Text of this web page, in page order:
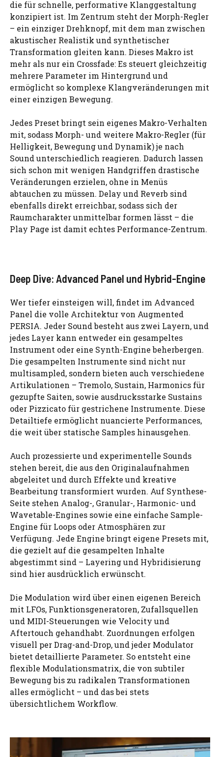
die für schnelle, performative Klanggestaltung
konzipiert ist. Im Zentrum steht der Morph-Regler
– ein einziger Drehknopf, mit dem man zwischen
akustischer Realistik und synthetischer
Transformation gleiten kann. Dieses Makro ist
mehr als nur ein Crossfade: Es steuert gleichzeitig
mehrere Parameter im Hintergrund und
ermöglicht so komplexe Klangveränderungen mit
einer einzigen Bewegung.
Jedes Preset bringt sein eigenes Makro-Verhalten
mit, sodass Morph- und weitere Makro-Regler (für
Helligkeit, Bewegung und Dynamik) je nach
Sound unterschiedlich reagieren. Dadurch lassen
sich schon mit wenigen Handgriffen drastische
Veränderungen erzielen, ohne in Menüs
abtauchen zu müssen. Delay und Reverb sind
ebenfalls direkt erreichbar, sodass sich der
Raumcharakter unmittelbar formen lässt – die
Play Page ist damit echtes Performance-Zentrum.
Deep Dive: Advanced Panel und Hybrid-Engine
Wer tiefer einsteigen will, findet im Advanced
Panel die volle Architektur von Augmented
PERSIA. Jeder Sound besteht aus zwei Layern, und
jedes Layer kann entweder ein gesampeltes
Instrument oder eine Synth-Engine beherbergen.
Die gesampelten Instrumente sind nicht nur
multisampled, sondern bieten auch verschiedene
Artikulationen – Tremolo, Sustain, Harmonics für
gezupfte Saiten, sowie ausdrucksstarke Sustains
oder Pizzicato für gestrichene Instrumente. Diese
Detailtiefe ermöglicht nuancierte Performances,
die weit über statische Samples hinausgehen.
Auch prozessierte und experimentelle Sounds
stehen bereit, die aus den Originalaufnahmen
abgeleitet und durch Effekte und kreative
Bearbeitung transformiert wurden. Auf Synthese-
Seite stehen Analog-, Granular-, Harmonic- und
Wavetable-Engines sowie eine einfache Sample-
Engine für Loops oder Atmosphären zur
Verfügung. Jede Engine bringt eigene Presets mit,
die gezielt auf die gesampelten Inhalte
abgestimmt sind – Layering und Hybridisierung
sind hier ausdrücklich erwünscht.
Die Modulation wird über einen eigenen Bereich
mit LFOs, Funktionsgeneratoren, Zufallsquellen
und MIDI-Steuerungen wie Velocity und
Aftertouch gehandhabt. Zuordnungen erfolgen
visuell per Drag-and-Drop, und jeder Modulator
bietet detaillierte Parameter. So entsteht eine
flexible Modulationsmatrix, die von subtiler
Bewegung bis zu radikalen Transformationen
alles ermöglicht – und das bei stets
übersichtlichem Workflow.